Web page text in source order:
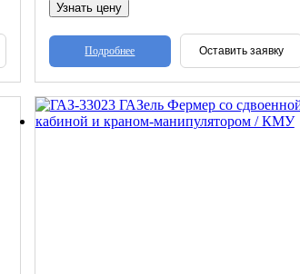
Узнать цену
Подробнее Оставить заявку